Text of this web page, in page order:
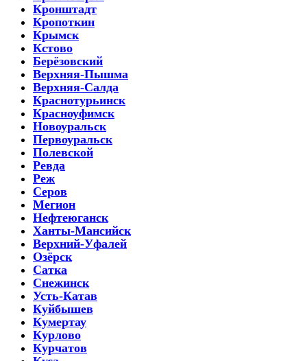
Кронштадт
Кропоткин
Крымск
Кстово
Берёзовский
Верхняя-Пышма
Верхняя-Салда
Краснотурьинск
Красноуфимск
Новоуральск
Первоуральск
Полевской
Ревда
Реж
Серов
Мегион
Нефтеюганск
Ханты-Мансийск
Верхний-Уфалей
Озёрск
Сатка
Снежинск
Усть-Катав
Куйбышев
Кумертау
Курлово
Курчатов